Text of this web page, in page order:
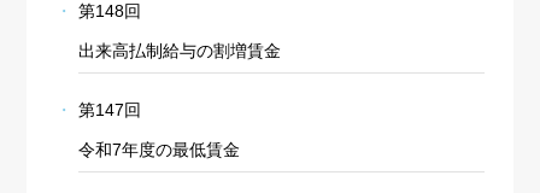
第148回
出来高払制給与の割増賃金
第147回
令和7年度の最低賃金